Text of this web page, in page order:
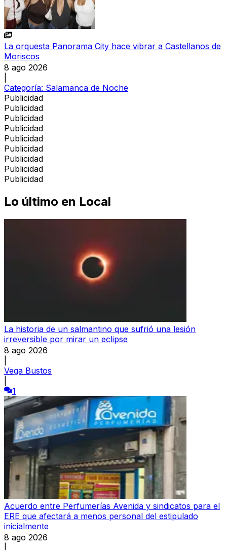
La orquesta Panorama City hace vibrar a Castellanos de
Moriscos
8 ago 2026
Categoría: Salamanca de Noche
Publicidad
Publicidad
Publicidad
Publicidad
Publicidad
Publicidad
Publicidad
Publicidad
Publicidad
Lo último en Local
La historia de un salmantino que sufrió una lesión
irreversible por mirar un eclipse
8 ago 2026
Vega Bustos
1
Acuerdo entre Perfumerías Avenida y sindicatos para el
ERE que afectará a menos personal del estipulado
inicialmente
8 ago 2026